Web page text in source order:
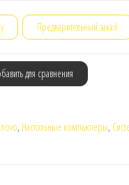
Предварительный заказ!
для сравнения
, Настольные компьютеры,